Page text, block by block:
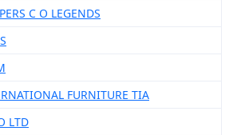
C O LEGENDS
FURNITURE TIA
LTD